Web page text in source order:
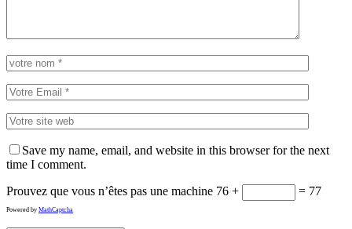
Save my name, email, and website in this browser for the next
time I comment.
Prouvez que vous n’êtes pas une machine 76 + = 77
Powered by MathCaptcha